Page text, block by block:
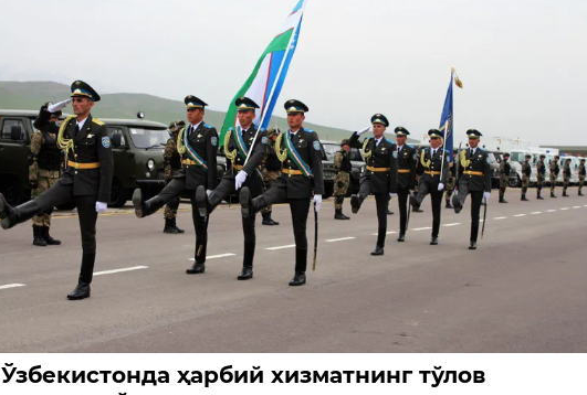
Ўзбекистонда ҳарбий хизматнинг тўлов